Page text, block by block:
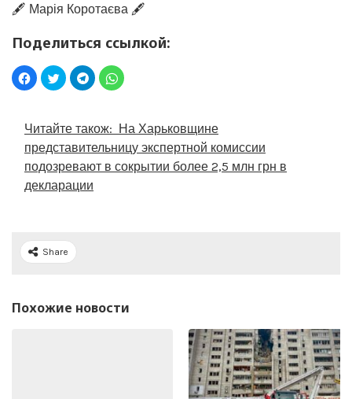
🖋️ Марія Коротаєва 🖋️
Поделиться ссылкой:
Читайте також: На Харьковщине
представительницу экспертной комиссии
подозревают в сокрытии более 2,5 млн грн в
декларации
Share
Похожие новости